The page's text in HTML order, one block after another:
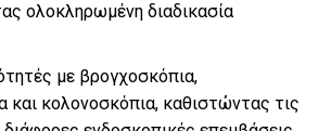
ολοκληρωμένη διαδικασία
με βρογχοσκόπια,
και κολονοσκόπια, καθιστώντας τις